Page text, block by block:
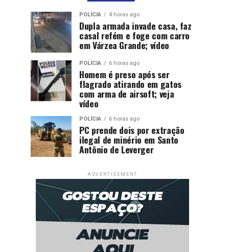
POLÍCIA 4 horas ago
Dupla armada invade casa, faz
casal refém e foge com carro
em Várzea Grande; vídeo
POLÍCIA 6 horas ago
Homem é preso após ser
flagrado atirando em gatos
com arma de airsoft; veja
vídeo
POLÍCIA 6 horas ago
PC prende dois por extração
ilegal de minério em Santo
Antônio de Leverger
ADVERTISEMENT